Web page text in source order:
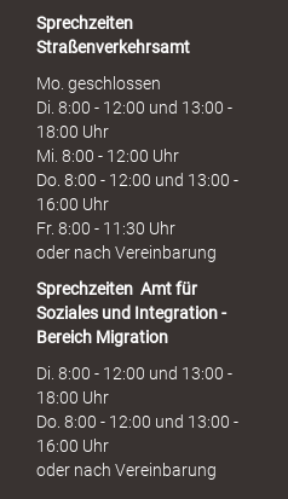
Sprechzeiten
Straßenverkehrsamt
Mo. geschlossen
Di. 8:00 - 12:00 und 13:00 -
18:00 Uhr
Mi. 8:00 - 12:00 Uhr
Do. 8:00 - 12:00 und 13:00 -
16:00 Uhr
Fr. 8:00 - 11:30 Uhr
oder nach Vereinbarung
Sprechzeiten Amt für
Soziales und Integration -
Bereich Migration
Di. 8:00 - 12:00 und 13:00 -
18:00 Uhr
Do. 8:00 - 12:00 und 13:00 -
16:00 Uhr
oder nach Vereinbarung